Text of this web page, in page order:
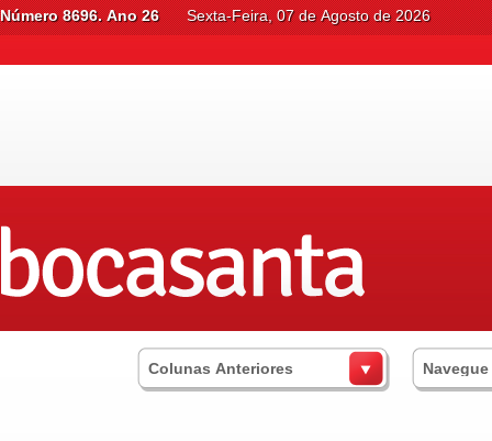
Número 8696. Ano 26 Sexta-Feira, 07 de Agosto de 2026
Colunas Anteriores